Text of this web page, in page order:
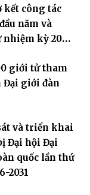
kết công tác
năm và
kỳ 2026
giới tử tham
Đại giới đàn
và triển khai
Đại hội Đại
quốc lần thứ
2031